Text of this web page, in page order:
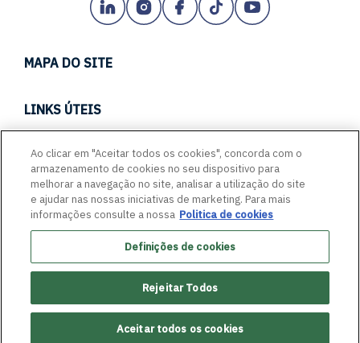
ACESSIBILIDADE
QUEM SOMOS
MÍDIAS
MAPA DO SITE
CARREIRAS
EMPREENDA CONOSCO
FALE COM A GENTE
LINKS ÚTEIS
PORTAL DE FORNECEDORES
GLASSDOOR
INFORMAÇÕES ADMINISTRATIVAS
POLÍTICA DE PRIVACIDADE
Ao clicar em "Aceitar todos os cookies", concorda com o
armazenamento de cookies no seu dispositivo para
melhorar a navegação no site, analisar a utilização do site
e ajudar nas nossas iniciativas de marketing. Para mais
informações consulte a nossa Politica de cookies
Definições de cookies
Rejeitar Todos
Aceitar todos os cookies